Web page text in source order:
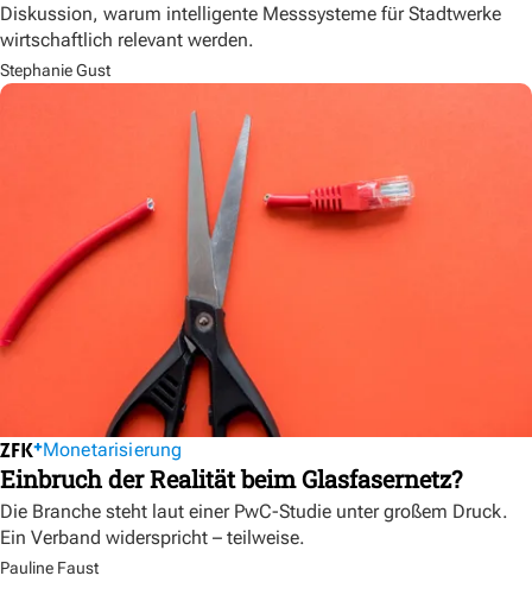
Diskussion, warum intelligente Messsysteme für Stadtwerke
wirtschaftlich relevant werden.
Stephanie Gust
Monetarisierung
Einbruch der Realität beim Glasfasernetz?
Die Branche steht laut einer PwC-Studie unter großem Druck.
Ein Verband widerspricht – teilweise.
Pauline Faust